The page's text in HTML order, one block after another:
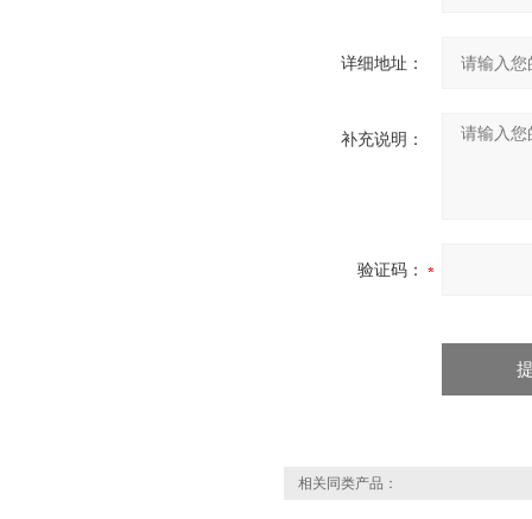
详细地址：
补充说明：
验证码：
相关同类产品：